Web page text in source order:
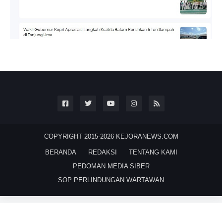
COPYRIGHT 2015-2026 KEJORANEWS.COM
BERANDA REDAKSI
TENTANG KAMI
PEDOMAN MEDIA SIBER
SOP PERLINDUNGAN WARTAWAN